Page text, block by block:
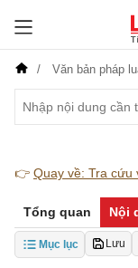
Văn bản pháp
👉 Quay về: Tra cứu
Tổng quan Nội
Mục lục Lưu